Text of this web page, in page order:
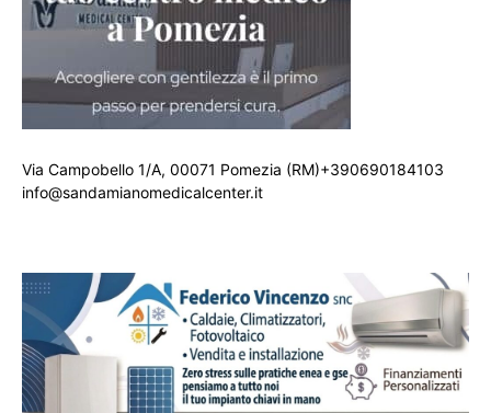
Via Campobello 1/A, 00071 Pomezia (RM)+390690184103
info@sandamianomedicalcenter.it